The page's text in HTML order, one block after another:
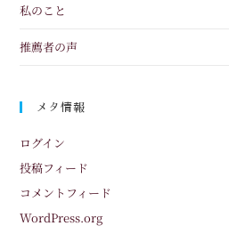
私のこと
推薦者の声
メタ情報
ログイン
投稿フィード
コメントフィード
WordPress.org